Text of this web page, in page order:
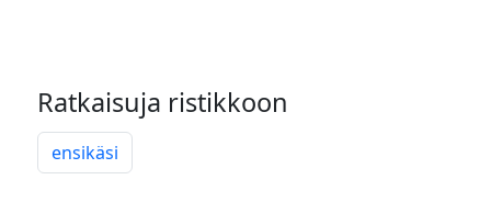
Ratkaisuja ristikkoon
ensikäsi